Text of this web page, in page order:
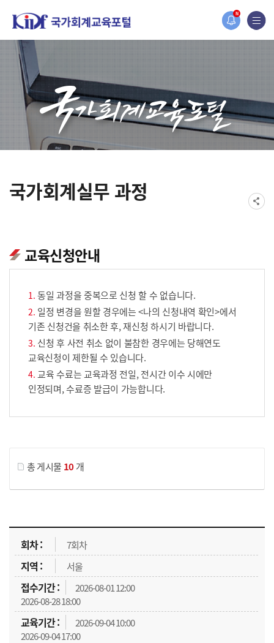
N
홈페이지가 새롭게 개편되었습니다.
한국조세재정연구원홈페이지가 새롭게 개설되었습니다.
국가회계실무 과정
교육신청안내
동일 과정을 중복으로 신청 할 수 없습니다.
일정 변경을 원할 경우에는 <나의 신청내역 확인>에서
기존 신청건을 취소한 후, 재신청 하시기 바랍니다.
신청 후 사전 취소 없이 불참한 경우에는 당해연도
교육신청이 제한될 수 있습니다.
교육 수료는 교육과정 전일, 전시간 이수 시에만
인정되며, 수료증 발급이 가능합니다.
총 게시물 10개
교육신청 목록을 나타낸 표로 회차, 지역, 접수기간, 교육기간, 교육장소, 신청인원/모집인원, 상태로 나뉘어 설명합니다.
7회차
서울
2026-08-01 12:00
2026-08-28 18:00
2026-09-04 10:00
2026-09-04 17:00